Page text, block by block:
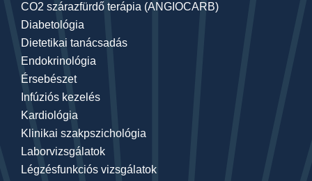
CO2 szárazfürdő terápia (ANGIOCARB)
Diabetológia
Dietetikai tanácsadás
Endokrinológia
Érsebészet
Infúziós kezelés
Kardiológia
Klinikai szakpszichológia
Laborvizsgálatok
Légzésfunkciós vizsgálatok